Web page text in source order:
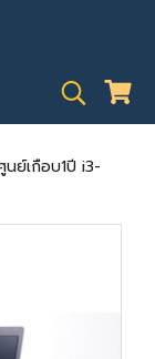
ย์เกือบ1ปี i3-